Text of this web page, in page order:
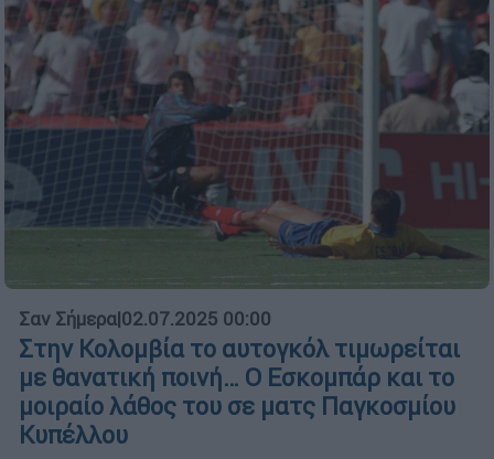
Σαν Σήμερα|02.07.2025 00:00
Στην Κολομβία το αυτογκόλ τιμωρείται
με θανατική ποινή… Ο Εσκομπάρ και το
μοιραίο λάθος του σε ματς Παγκοσμίου
Κυπέλλου